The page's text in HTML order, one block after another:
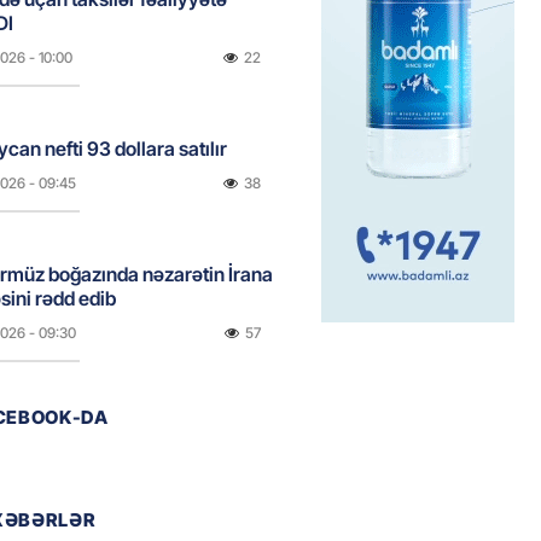
- 10:00 22
nefti 93 dollara satılır
- 09:45 38
boğazında nəzarətin İrana
rədd edib
- 09:30 57
şok açıqlama: Qara və Azov
DA